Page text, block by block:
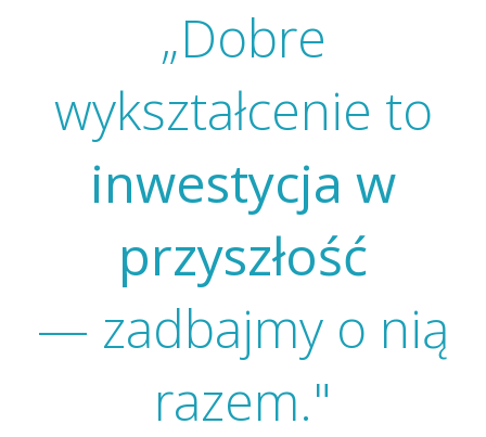
„Dobre
wykształcenie to
inwestycja w
przyszłość
— zadbajmy o nią
razem."